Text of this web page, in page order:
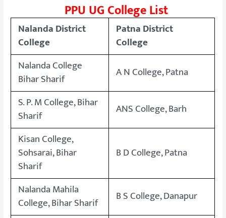
PPU UG College List
Nalanda District
College
Patna District
College
Nalanda College
Bihar Sharif
A N College, Patna
S. P. M College, Bihar
Sharif
ANS College, Barh
Kisan College,
Sohsarai, Bihar
Sharif
B D College, Patna
Nalanda Mahila
College, Bihar Sharif
B S College, Danapur